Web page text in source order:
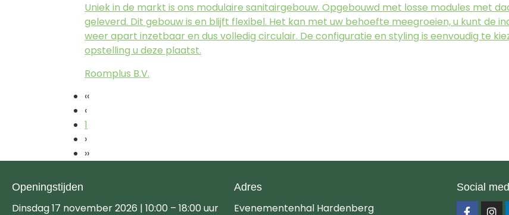
Uniek in de markt is ons modulaire sanitairgebouw. Opgebouwd met losse modules met
geleverd. Dit gebouw is en blijft flexibel. Het kan met uw behoefte meegroeien, u kunt de
weer apart inzetbaar en dus volledig circulair. De configuratie en styling is eenvoudig te
opstelling u deze plaatst.
Roomplus B.V.
‹‹
‹
1
›
››
Openingstijden
Dinsdag 17 november 2026 | 10:00 – 18:00 uur
Adres
Evenementenhal Hardenberg
Social